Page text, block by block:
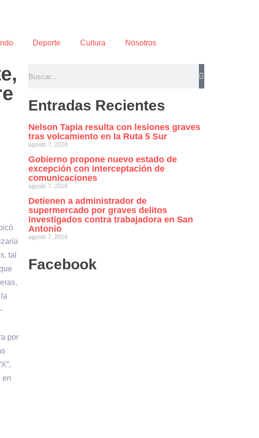
Deporte Cultura Nosotros
tal
por
en
Entradas Recientes
Nelson Tapia resulta con lesiones graves
tras volcamiento en la Ruta 5 Sur
agosto 7, 2026
Gobierno propone nuevo estado de
excepción con interceptación de
comunicaciones
agosto 7, 2026
Detienen a administrador de
supermercado por graves delitos
investigados contra trabajadora en San
Antonio
agosto 7, 2026
Facebook